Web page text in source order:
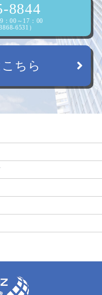
8844
00～17：00
6531）
ちら